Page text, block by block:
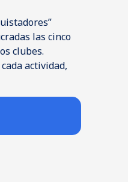
las cinco
clubes.
actividad,